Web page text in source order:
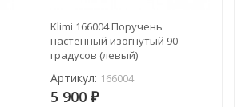
Klimi 166004 Поручень
настенный изогнутый 90
градусов (левый)
Артикул: 166004
5 900 ₽